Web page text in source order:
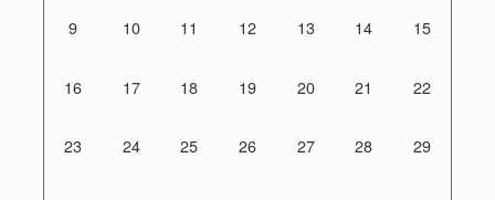
9 10 11 12 13 14 15
16 17 18 19 20 21 22
23 24 25 26 27 28 29